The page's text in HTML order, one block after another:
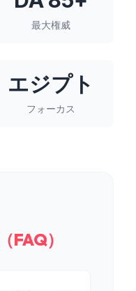
最大権威
エジプト
フォーカス
FAQ）